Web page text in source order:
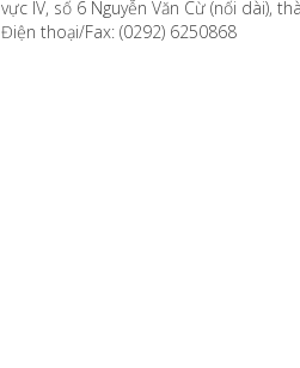
vực IV, số 6 Nguyễn Văn Cừ (nối dài),
Điện thoại/Fax: (0292) 6250868